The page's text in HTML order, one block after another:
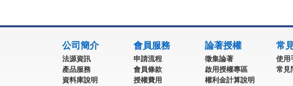
公司簡介
法源資訊
產品服務
資料庫說明
會員服務
申請流程
會員條款
授權費用
論著授權
徵集論著
啟用授權專區
權利金計算說明
常
使用
常見